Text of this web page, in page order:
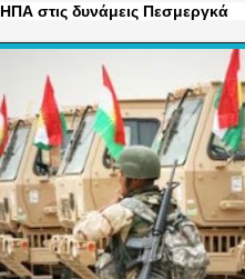
στις δυνάμεις Πεσμεργκά